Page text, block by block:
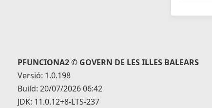
PFUNCIONA2 © GOVERN DE LES ILLES BALEARS
Versió: 1.0.198
Build: 20/07/2026 06:42
JDK: 11.0.12+8-LTS-237